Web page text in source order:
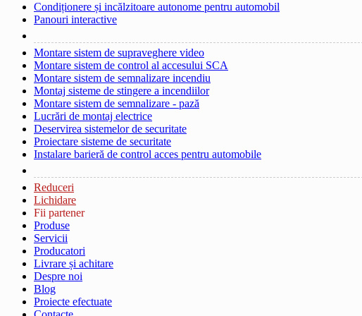
Condiționere și incălzitoare autonome pentru automobil
Panouri interactive
Montare sistem de supraveghere video
Montare sistem de control al accesului SCA
Montare sistem de semnalizare incendiu
Montaj sisteme de stingere a incendiilor
Montare sistem de semnalizare - pază
Lucrări de montaj electrice
Deservirea sistemelor de securitate
Proiectare sisteme de securitate
Instalare barieră de control acces pentru automobile
Reduceri
Lichidare
Fii partener
Produse
Servicii
Producatori
Livrare și achitare
Despre noi
Blog
Proiecte efectuate